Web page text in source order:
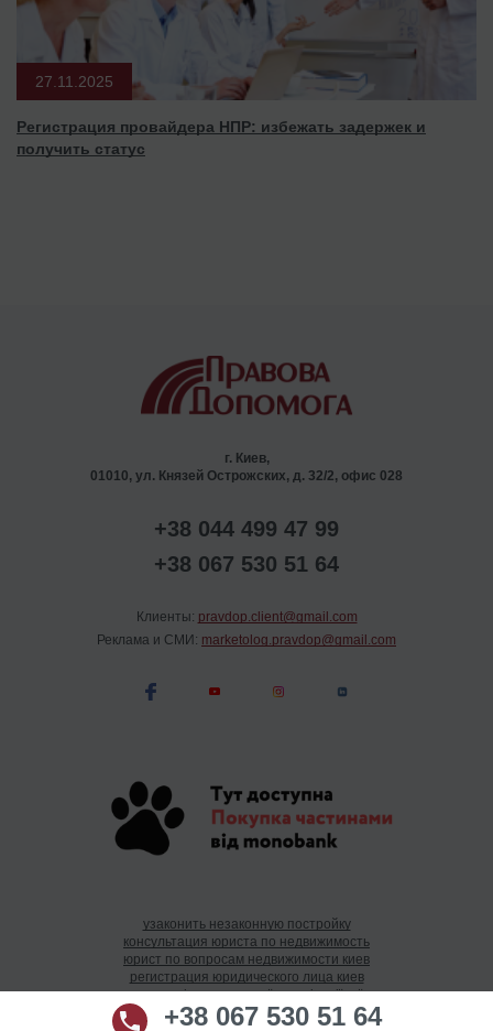
27.11.2025
Регистрация провайдера НПР: избежать задержек и
получить статус
г. Киев,
01010, ул. Князей Острожских, д. 32/2, офис 028
+38 044 499 47 99
+38 067 530 51 64
Клиенты: pravdop.client@gmail.com
Реклама и СМИ: marketolog.pravdop@gmail.com
узаконить незаконную постройку
консультация юриста по недвижимость
юрист по вопросам недвижимости киев
регистрация юридического лица киев
реєстрація громадської організації київ
+38 067 530 51 64